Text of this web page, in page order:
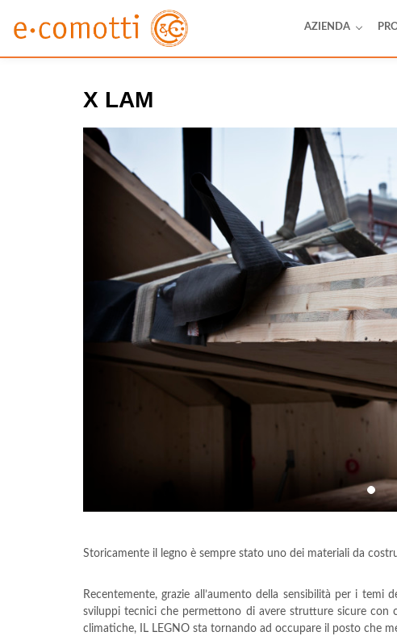
AZIENDA
X LAM
Storicamente il legno è sempre stato uno dei materiali da
Recentemente, grazie all’aumento della sensibilità per i temi
sviluppi tecnici che permettono di avere strutture sicure con
climatiche, IL LEGNO sta tornando ad occupare il posto che